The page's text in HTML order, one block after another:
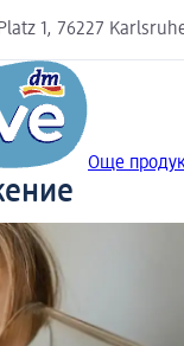
1, 76227
Още